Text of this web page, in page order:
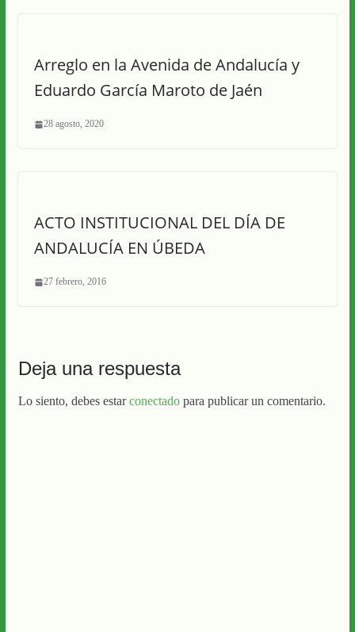
Arreglo en la Avenida de Andalucía y
Eduardo García Maroto de Jaén
28 agosto, 2020
ACTO INSTITUCIONAL DEL DÍA DE
ANDALUCÍA EN ÚBEDA
27 febrero, 2016
Deja una respuesta
Lo siento, debes estarconectadopara publicar un comentario.